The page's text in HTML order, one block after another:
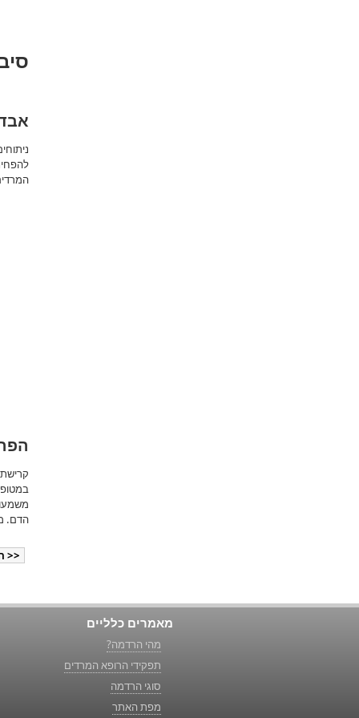
הדם.
<<
מאמרים כלליים
מהי הרדמה?
תפקידי הרופא המרדים
סוגי הרדמה
מפת האתר